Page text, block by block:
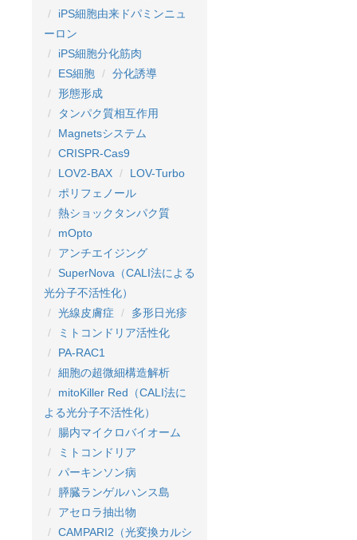
iPS細胞由来ドパミンニュ
ーロン
iPS細胞分化筋肉
ES細胞
分化誘導
形態形成
タンパク質相互作用
Magnetsシステム
CRISPR-Cas9
LOV2-BAX
LOV-Turbo
ポリフェノール
熱ショックタンパク質
mOpto
アンチエイジング
SuperNova（CALI法による
光分子不活性化）
光線皮膚症
多形日光疹
ミトコンドリア活性化
PA-RAC1
細胞の超微細構造解析
mitoKiller Red（CALI法に
よる光分子不活性化）
腸内マイクロバイオーム
ミトコンドリア
パーキンソン病
膵臓ランゲルハンス島
アセロラ抽出物
CAMPARI2（光変換カルシ